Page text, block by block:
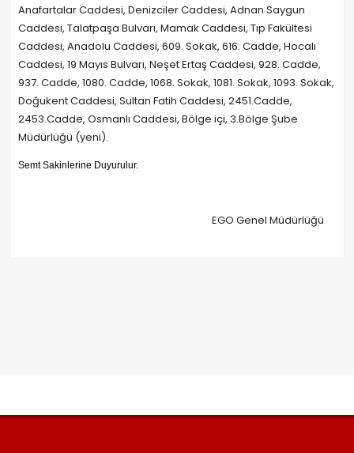
Anafartalar Caddesi, Denizciler Caddesi, Adnan Saygun
Caddesi, Talatpaşa Bulvarı, Mamak Caddesi, Tıp Fakültesi
Caddesi, Anadolu Caddesi, 609. Sokak, 616. Cadde, Hocalı
Caddesi, 19 Mayıs Bulvarı, Neşet Ertaş Caddesi, 928. Cadde,
937. Cadde, 1080. Cadde, 1068. Sokak, 1081. Sokak, 1093. Sokak,
Doğukent Caddesi, Sultan Fatih Caddesi, 2451.Cadde,
2453.Cadde, Osmanlı Caddesi, Bölge içi, 3.Bölge Şube
Müdürlüğü (yeni).
Semt Sakinlerine Duyurulur.
EGO Genel Müdürlüğü